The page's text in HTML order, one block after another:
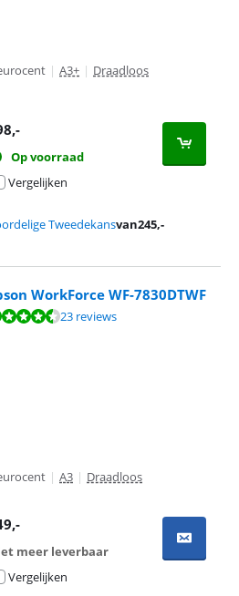
| A3+ | Draadloos
,-
Op voorraad
Vergelijken
Tweedekansvan245,-
WorkForce WF-7830DTWF
op 23 reviews.
23 reviews
| A3 | Draadloos
,-
meer leverbaar
Vergelijken